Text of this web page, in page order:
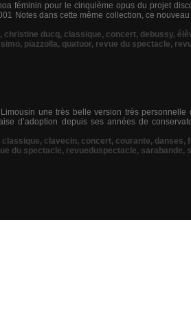
féminin pour le cinquième opus du projet
Notes dans cette même collection, ce
, christine ducq, classique, concert, debussy,
, piazzolla, quatuor, revue du spectacle,
une très belle version très
d’adoption depuis ses années de
classique, clavecin, concert, courante, danses,
du spectacle, revueduspectacle, sarabande,